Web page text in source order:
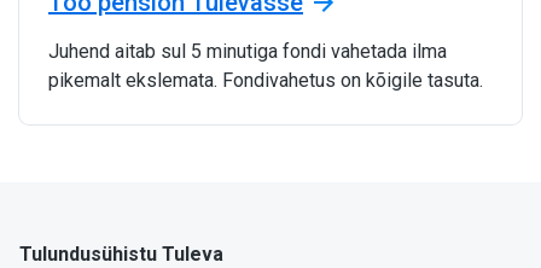
Juhend aitab sul 5 minutiga fondi vahetada ilma
pikemalt ekslemata. Fondivahetus on kõigile tasuta.
Tulundusühistu Tuleva